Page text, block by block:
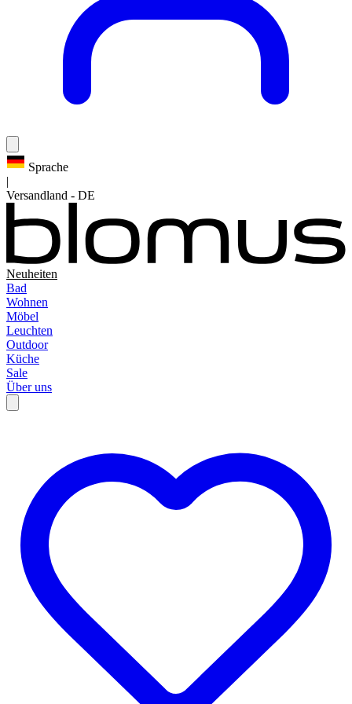
Sprache
|
Versandland - DE
Neuheiten
Bad
Wohnen
Möbel
Leuchten
Outdoor
Küche
Sale
Über uns